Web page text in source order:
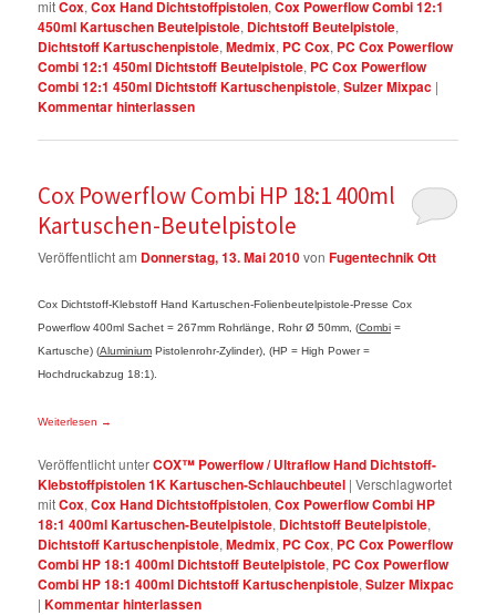
mitCox,Cox Hand Dichtstoffpistolen,Cox Powerflow Combi 12:1
450ml Kartuschen Beutelpistole, Dichtstoff Beutelpistole,
Dichtstoff Kartuschenpistole,Medmix, PC Cox, PC Cox Powerflow
Combi 12:1 450ml Dichtstoff Beutelpistole, PC Cox Powerflow
Combi 12:1 450ml Dichtstoff Kartuschenpistole,Sulzer Mixpac |
Kommentar hinterlassen
Cox Powerflow Combi HP 18:1 400ml
Kartuschen-Beutelpistole
Veröffentlicht am Donnerstag, 13. Mai 2010vonFugentechnik Ott
Cox Dichtstoff-Klebstoff Hand Kartuschen-Folienbeutelpistole-Presse Cox
Powerflow 400ml Sachet = 267mm Rohrlänge, Rohr Ø 50mm, (Combi =
Kartusche) (Aluminium Pistolenrohr-Zylinder), (HP = High Power =
Hochdruckabzug 18:1).
Weiterlesen →
Veröffentlicht unterCOX™ Powerflow / Ultraflow Hand Dichtstoff-
Klebstoffpistolen 1K Kartuschen-Schlauchbeutel |Verschlagwortet
mitCox,Cox Hand Dichtstoffpistolen,Cox Powerflow Combi HP
18:1 400ml Kartuschen-Beutelpistole, Dichtstoff Beutelpistole,
Dichtstoff Kartuschenpistole,Medmix, PC Cox, PC Cox Powerflow
Combi HP 18:1 400ml Dichtstoff Beutelpistole, PC Cox Powerflow
Combi HP 18:1 400ml Dichtstoff Kartuschenpistole,Sulzer Mixpac
|Kommentar hinterlassen